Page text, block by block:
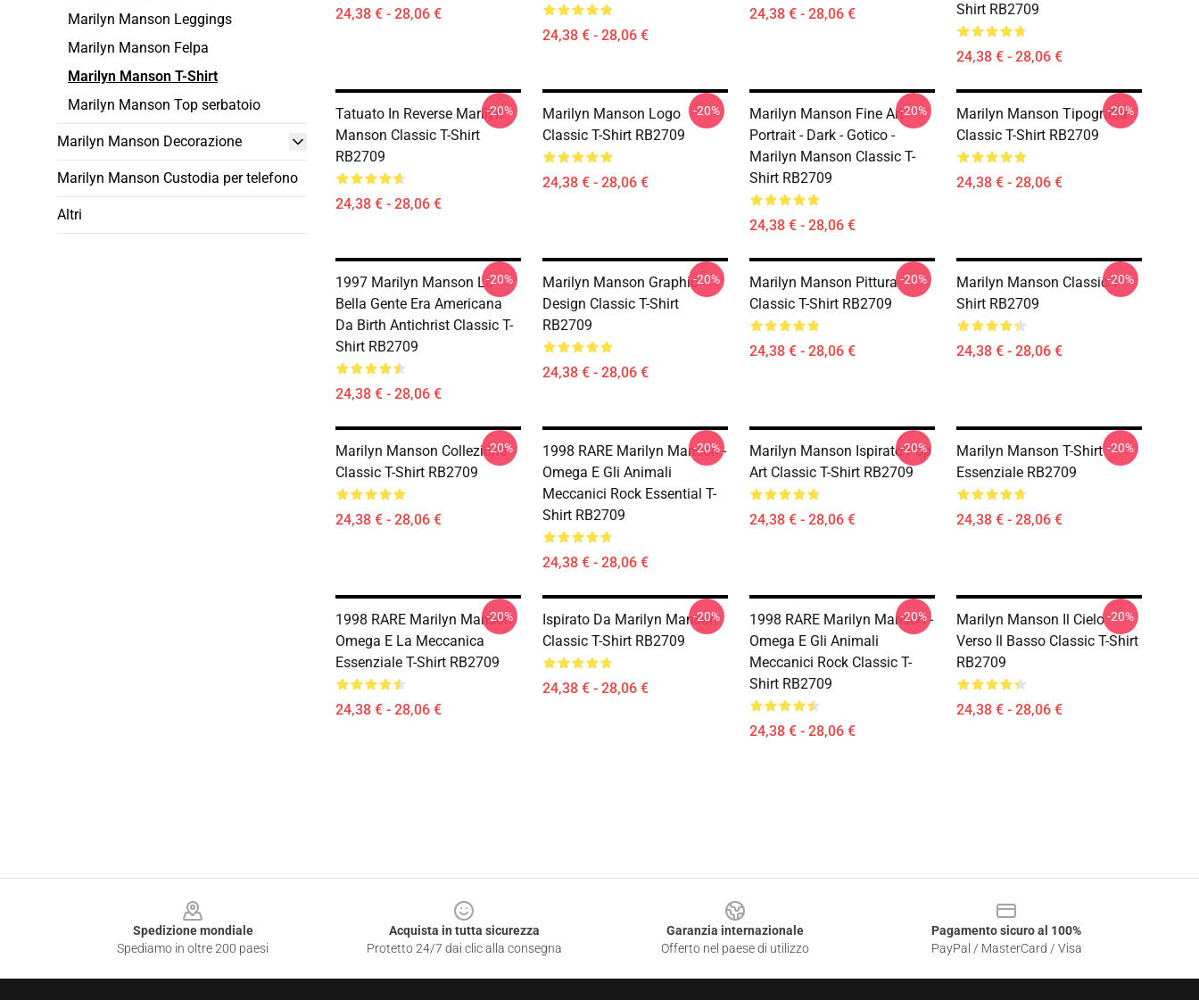
Marilyn Manson Leggings
Marilyn Manson Felpa
Marilyn Manson T-Shirt
Marilyn Manson Top serbatoio
Marilyn Manson Decorazione
Marilyn Manson Custodia per telefono
Altri
24,38 € - 28,06 €
24,38 € - 28,06 €
24,38 € - 28,06 €
Shirt RB2709
24,38 € - 28,06 €
Tatuato In Reverse Marilyn
Manson Classic T-Shirt
RB2709
24,38 € - 28,06 €
-20%
Marilyn Manson Logo
Classic T-Shirt RB2709
24,38 € - 28,06 €
-20%
Marilyn Manson Fine Art
Portrait - Dark - Gotico -
Marilyn Manson Classic T-
Shirt RB2709
24,38 € - 28,06 €
-20%
Marilyn Manson Tipografia
Classic T-Shirt RB2709
24,38 € - 28,06 €
-20%
1997 Marilyn Manson La
Bella Gente Era Americana
Da Birth Antichrist Classic T-
Shirt RB2709
24,38 € - 28,06 €
-20%
Marilyn Manson Graphic
Design Classic T-Shirt
RB2709
24,38 € - 28,06 €
-20%
Marilyn Manson Pittura
Classic T-Shirt RB2709
24,38 € - 28,06 €
-20%
Marilyn Manson Classic T-
Shirt RB2709
24,38 € - 28,06 €
-20%
Marilyn Manson Collezione
Classic T-Shirt RB2709
24,38 € - 28,06 €
-20%
1998 RARE Marilyn Manson -
Omega E Gli Animali
Meccanici Rock Essential T-
Shirt RB2709
24,38 € - 28,06 €
-20%
Marilyn Manson Ispirato Pop
Art Classic T-Shirt RB2709
24,38 € - 28,06 €
-20%
Marilyn Manson T-Shirt
Essenziale RB2709
24,38 € - 28,06 €
-20%
1998 RARE Marilyn Manson
Omega E La Meccanica
Essenziale T-Shirt RB2709
24,38 € - 28,06 €
-20%
Ispirato Da Marilyn Manson
Classic T-Shirt RB2709
24,38 € - 28,06 €
-20%
1998 RARE Marilyn Manson -
Omega E Gli Animali
Meccanici Rock Classic T-
Shirt RB2709
24,38 € - 28,06 €
-20%
Marilyn Manson Il Cielo
Verso Il Basso Classic T-Shirt
RB2709
24,38 € - 28,06 €
-20%
Spedizione mondiale
Spediamo in oltre 200 paesi
Acquista in tutta sicurezza
Protetto 24/7 dai clic alla consegna
Garanzia internazionale
Offerto nel paese di utilizzo
Pagamento sicuro al 100%
PayPal / MasterCard / Visa